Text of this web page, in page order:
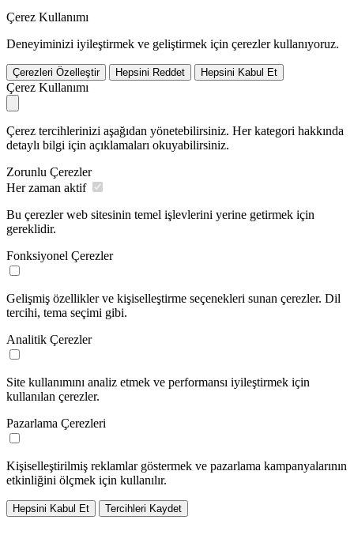
Çerez Kullanımı
Deneyiminizi iyileştirmek ve geliştirmek için çerezler kullanıyoruz.
Çerezleri Özelleştir Hepsini Reddet Hepsini Kabul Et
Çerez Kullanımı
Çerez tercihlerinizi aşağıdan yönetebilirsiniz. Her kategori hakkında
detaylı bilgi için açıklamaları okuyabilirsiniz.
Zorunlu Çerezler
Her zaman aktif
Bu çerezler web sitesinin temel işlevlerini yerine getirmek için
gereklidir.
Fonksiyonel Çerezler
Gelişmiş özellikler ve kişiselleştirme seçenekleri sunan çerezler. Dil
tercihi, tema seçimi gibi.
Analitik Çerezler
Site kullanımını analiz etmek ve performansı iyileştirmek için
kullanılan çerezler.
Pazarlama Çerezleri
Kişiselleştirilmiş reklamlar göstermek ve pazarlama kampanyalarının
etkinliğini ölçmek için kullanılır.
Hepsini Kabul Et Tercihleri Kaydet